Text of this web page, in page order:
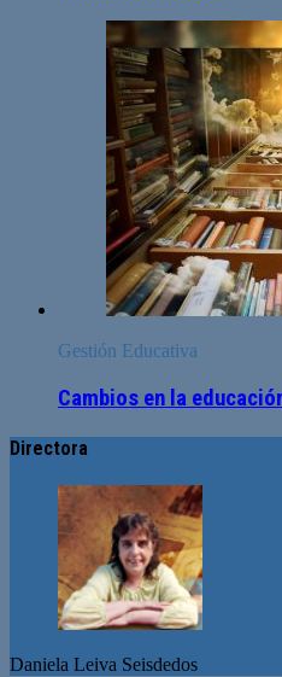
Gestión Educativa
Cambios en la
Directora
Daniela Leiva Seisdedos